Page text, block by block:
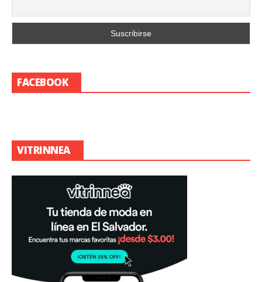
FACEBOOK
VITRINNEA